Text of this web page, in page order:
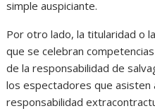
simple auspiciante.
Por otro lado, la titularidad o
que se celebran
de la responsabilidad de
los espectadores que asisten
responsabilidad